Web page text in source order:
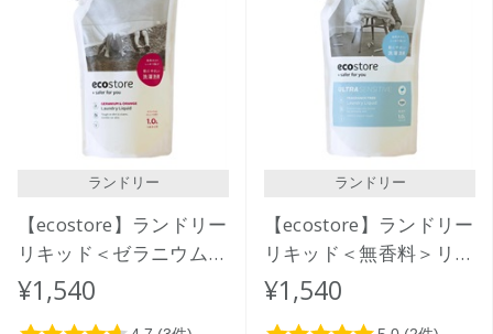
ランドリー
【ecostore】ランドリー
リキッド＜ゼラニウム＆
オレンジ＞リフィルパッ
ク1L
¥1,540
ランドリー
【ecostore】ランドリー
リキッド＜無香料＞リフ
ィルパック1L
¥1,540